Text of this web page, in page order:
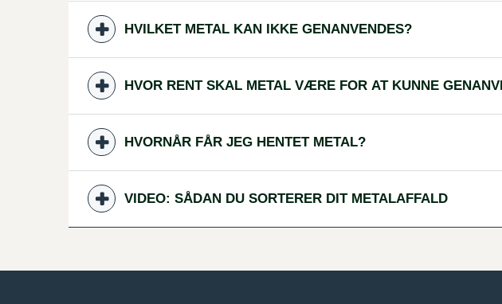
HVILKET METAL KAN IKKE GENANVENDES?
HVOR RENT SKAL METAL VÆRE FOR AT KUNNE
HVORNÅR FÅR JEG HENTET METAL?
VIDEO: SÅDAN DU SORTERER DIT METALAFFALD